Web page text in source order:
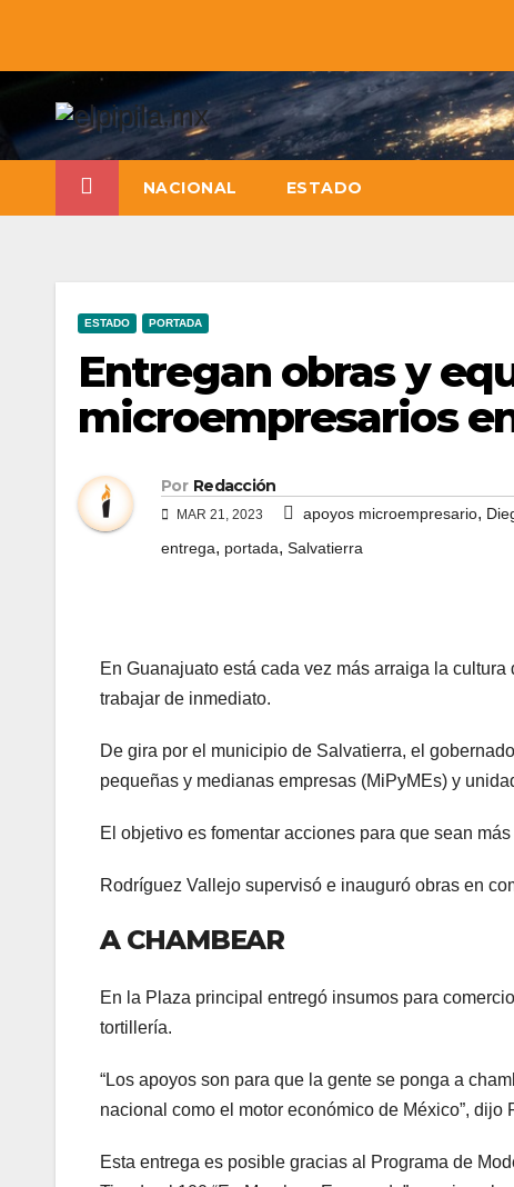
NACIONAL ESTADO
ESTADO PORTADA
Entregan obras y
microempresarios
Por Redacción
MAR 21, 2023 apoyos microempresario,
entrega, portada, Salvatierra
En Guanajuato está cada vez más arraiga la
trabajar de inmediato.
De gira por el municipio de Salvatierra, el
pequeñas y medianas empresas (MiPyMEs) y
El objetivo es fomentar acciones para que sean
Rodríguez Vallejo supervisó e inauguró obras en
A CHAMBEAR
En la Plaza principal entregó insumos para
tortillería.
“Los apoyos son para que la gente se ponga a
nacional como el motor económico de México”, dijo
Esta entrega es posible gracias al Programa de